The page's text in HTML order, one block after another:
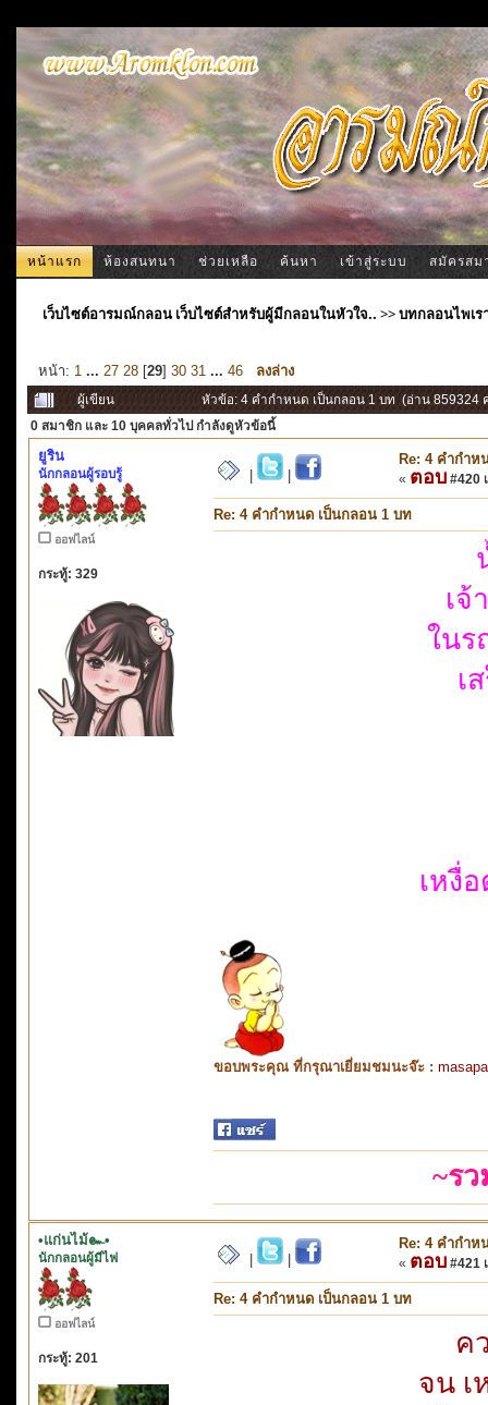
หน้าแรก ห้องสนทนา ช่วยเหลือ ค้นหา เข้าสู่ระบบ สมัครสม
เว็บไซต์อารมณ์กลอน เว็บไซต์สำหรับผู้มีกลอนในหัวใจ.. >>บทกลอนไพเร
หน้า: 1 ... 27 28 [29] 30 31 ... 46 ลงล่าง
ผู้เขียน
หัวข้อ: 4 คำกำหนด เป็นกลอน 1 บท (อ่าน 859324
0 สมาชิก และ 10 บุคคลทั่วไป กำลังดูหัวข้อนี้
ยูริน
นักกลอนผู้รอบรู้
ออฟไลน์
กระทู้: 329
Re: 4 คำกำห
« ตอบ #420
Re: 4 คำกำหนด เป็นกลอน 1 บท
เ
ในร
เ
เหงื่
ขอบพระคุณ ที่กรุณาเยี่ยมชมนะจ๊ะ :
~ร
•แก่นไม้๛•
นักกลอนผู้มีไฟ
ออฟไลน์
กระทู้: 201
Re: 4 คำกำห
« ตอบ #421
Re: 4 คำกำหนด เป็นกลอน 1 บท
ค
จน เ